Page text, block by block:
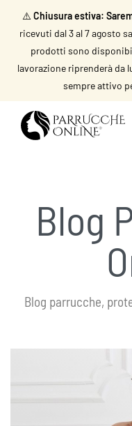
⚠️ Chiusura estiva:
ricevuti dal 3 al 7 agosto
prodotti sono
lavorazione riprenderà da
sempre attivo
Blog
Blog parrucche,